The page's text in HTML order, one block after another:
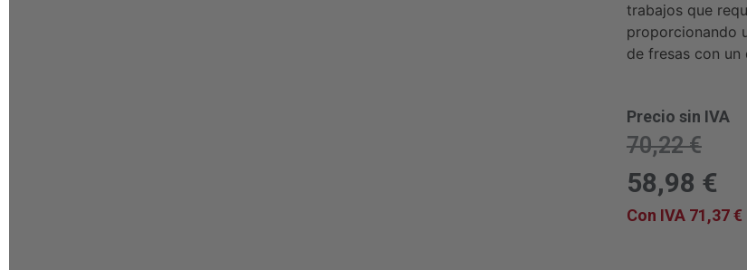
trabajos que
proporcionando
de fresas con un
Precio sin IVA
70,22€
58,98 €
Con IVA 71,37€